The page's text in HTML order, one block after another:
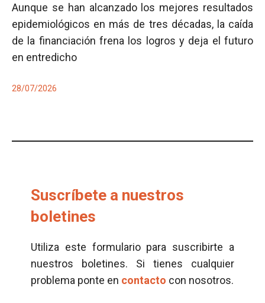
Aunque se han alcanzado los mejores resultados
epidemiológicos en más de tres décadas, la caída
de la financiación frena los logros y deja el futuro
en entredicho
28/07/2026
Suscríbete a nuestros
boletines
Utiliza este formulario para suscribirte a
nuestros boletines. Si tienes cualquier
problema ponte en contacto con nosotros.